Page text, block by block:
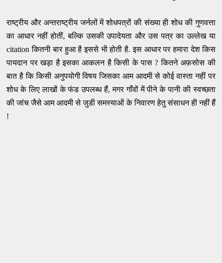
राष्ट्रीय और अन्तराष्ट्रीय जर्नलों में शोधपत्रों की संख्या ही शोध की गुणवत्ता
का आधार नहीं होतीं, बल्कि उसकी उपादेयता और उस पत्र का उल्लेख या
citation कितनी बार हुआ है इससे भी होती है. इस आधार पर हमारा देश किस
पायदान पर खड़ा है इसका आकलन है किसी के पास ? कितने अफ़सोस की
बात है कि किसी अनुपयोगी विषय जिसका आम आदमी से कोई वास्ता नहीं पर
शोध के लिए लाखों के फंड उपलब्ध हैं, मगर गाँवों में पीने के पानी की स्वच्छता
की जांच जैसे आम आदमी से जुडी समस्याओं के निवारण हेतु संसाधन ही नहीं हैं
!